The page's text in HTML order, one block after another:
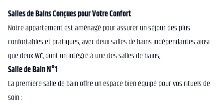
Salles de Bains Conçues pour Votre Confort
Notre appartement est aménagé pour assurer un séjour des plus
confortables et pratiques, avec deux salles de bains indépendantes ainsi
que deux WC, dont un intégré à une des salles de bains,.
Salle de Bain N°1
La première salle de bain offre un espace bien équipé pour vos rituels de
soin :